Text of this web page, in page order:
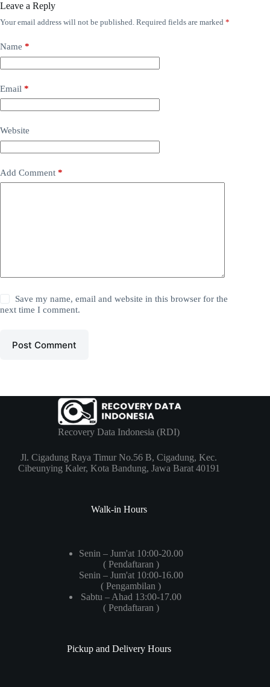
Leave a Reply
Your email address will not be published. Required fields are marked *
Name *
Email *
Website
Add Comment *
Save my name, email and website in this browser for the
next time I comment.
Post Comment
Recovery Data Indonesia (RDI)
Jl. Cigadung Raya Timur No.56 B, Cigadung, Kec.
Cibeunying Kaler, Kota Bandung, Jawa Barat 40191
Walk-in Hours
Senin – Jum'at 10:00-20.00
( Pendaftaran )
Senin – Jum'at 10:00-16.00
( Pengambilan )
Sabtu – Ahad 13:00-17.00
( Pendaftaran )
Pickup and Delivery Hours